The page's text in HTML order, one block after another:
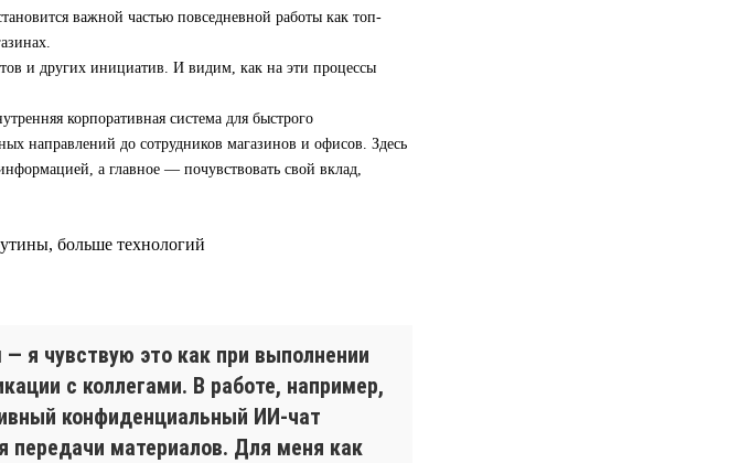
важной частью повседневной работы как топ-
и других инициатив. И видим, как на эти процессы
корпоративная система для быстрого
направлений до сотрудников магазинов и офисов. Здесь
а главное — почувствовать свой вклад,
я чувствую это как при выполнении
с коллегами. В работе, например,
конфиденциальный ИИ-чат
материалов. Для меня как